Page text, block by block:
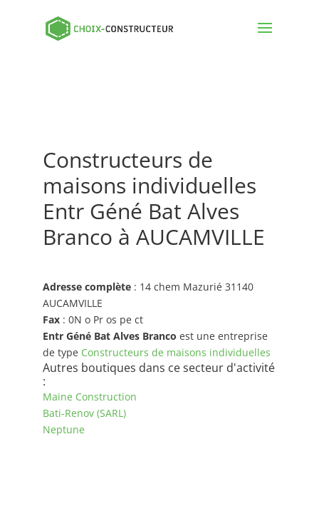
Constructeurs de
maisons individuelles
Entr Géné Bat Alves
Branco à AUCAMVILLE
Adresse complète: 14 chem Mazurié 31140
AUCAMVILLE
Fax: 0N o Pr os pe ct
Entr Géné Bat Alves Branco est une entreprise
de type Constructeurs de maisons individuelles
Autres boutiques dans ce secteur d'activité
:
Maine Construction
Bati-Renov (SARL)
Neptune